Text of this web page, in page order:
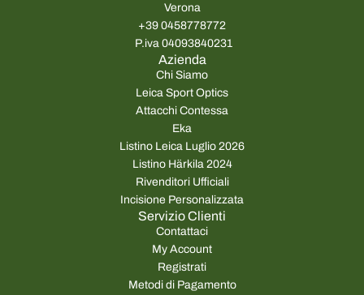
Verona
+39 0458778772
P.iva 04093840231
Azienda
Chi Siamo
Leica Sport Optics
Attacchi Contessa
Eka
Listino Leica Luglio 2026
Listino Härkila 2024
Rivenditori Ufficiali
Incisione Personalizzata
Servizio Clienti
Contattaci
My Account
Registrati
Metodi di Pagamento